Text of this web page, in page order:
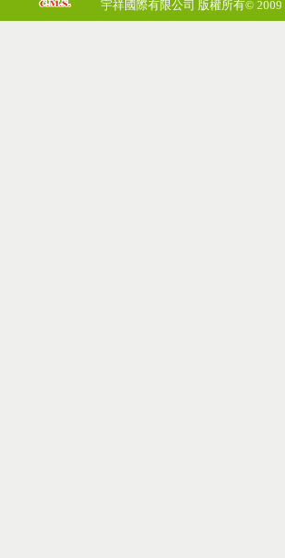
宇祥國際有限公司 版權所有© 2009